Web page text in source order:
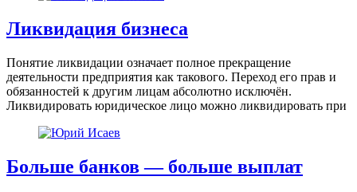
Ликвидация бизнеса
Понятие ликвидации означает полное прекращение
деятельности предприятия как такового. Переход его прав и
обязанностей к другим лицам абсолютно исключён.
Ликвидировать юридическое лицо можно ликвидировать при
Больше банков — больше выплат